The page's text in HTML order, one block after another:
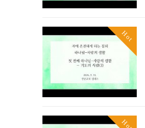
Hot
Hot